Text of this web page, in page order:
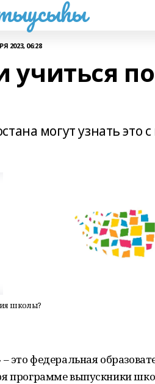
2023, 06:28
учиться
могут узнать это
школы?
это федеральная
программе выпускники